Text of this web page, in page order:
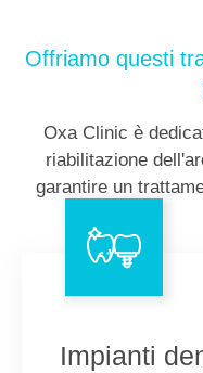
Offriamo questi
Oxa Clinic è
riabilitazione
garantire un
Impianti